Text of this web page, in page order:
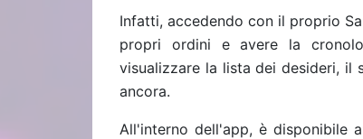
Infatti, accedendo con il proprio
propri ordini e avere la
visualizzare la lista dei desideri,
ancora.
All'interno dell'app, è disponibile